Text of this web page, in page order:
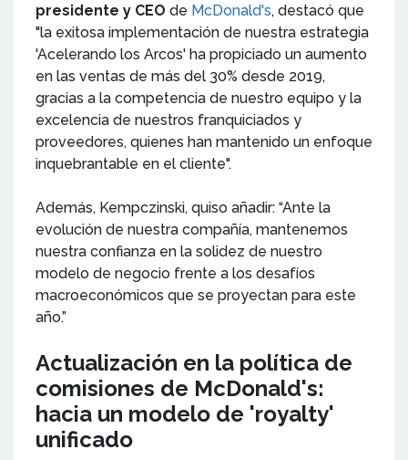
presidente y CEO de McDonald's, destacó que
"la exitosa implementación de nuestra estrategia
'Acelerando los Arcos' ha propiciado un aumento
en las ventas de más del 30% desde 2019,
gracias a la competencia de nuestro equipo y la
excelencia de nuestros franquiciados y
proveedores, quienes han mantenido un enfoque
inquebrantable en el cliente".
Además, Kempczinski, quiso añadir: “Ante la
evolución de nuestra compañía, mantenemos
nuestra confianza en la solidez de nuestro
modelo de negocio frente a los desafíos
macroeconómicos que se proyectan para este
año.”
Actualización en la política de
comisiones de McDonald's:
hacia un modelo de 'royalty'
unificado